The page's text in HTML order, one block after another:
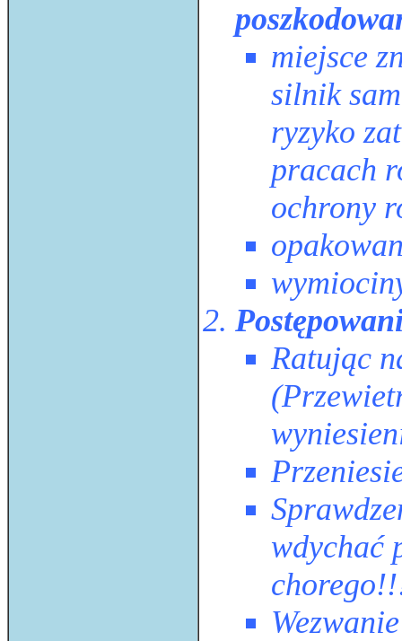
miejsce
silnik
ryzyko
pracach
ochrony
Ratując
wdychać